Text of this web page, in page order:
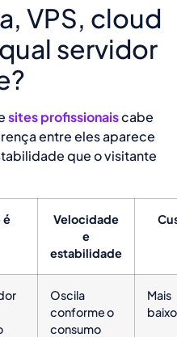
VPS, cloud
servidor
sites profissionaiscabe
entre eles aparece
que o visitante
é
Velocidade
e
estabilidade
Oscila
conforme o
consumo
Mais
baixo